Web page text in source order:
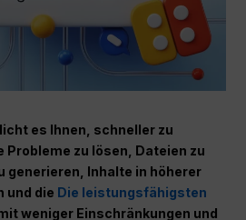
es Ihnen, schneller zu
Probleme zu lösen, Dateien zu
generieren, Inhalte in höherer
und die Die leistungsfähigsten
weniger Einschränkungen und